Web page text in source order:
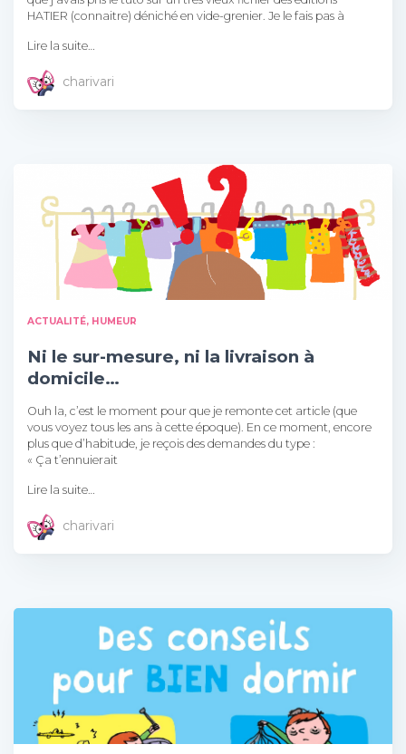
HATIER (connaitre) déniché en vide-grenier. Je le fais pas à
Lire la suite…
charivari
ACTUALITÉ, HUMEUR
Ni le sur-mesure, ni la livraison à
domicile…
Ouh la, c’est le moment pour que je remonte cet article (que
vous voyez tous les ans à cette époque). En ce moment, encore
plus que d’habitude, je reçois des demandes du type :
« Ça t’ennuierait
Lire la suite…
charivari